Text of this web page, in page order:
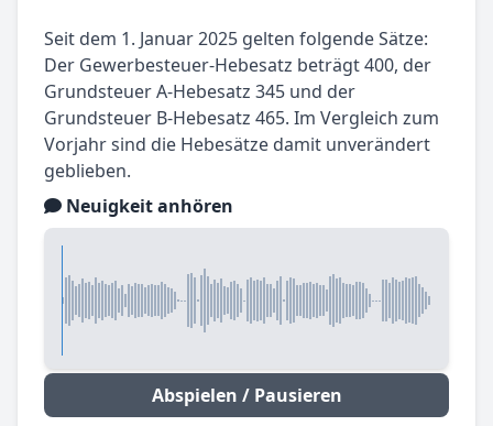
Seit dem 1. Januar 2025 gelten folgende Sätze:
Der Gewerbesteuer-Hebesatz beträgt 400, der
Grundsteuer A-Hebesatz 345 und der
Grundsteuer B-Hebesatz 465. Im Vergleich zum
Vorjahr sind die Hebesätze damit unverändert
geblieben.
Neuigkeit anhören
Abspielen / Pausieren